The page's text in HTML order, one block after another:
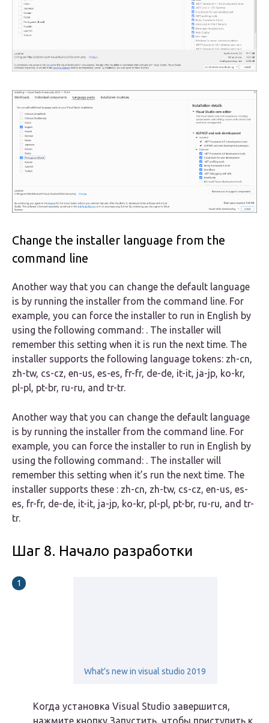
Change the installer language from the
command line
Another way that you can change the default language
is by running the installer from the command line. For
example, you can force the installer to run in English by
using the following command: . The installer will
remember this setting when it is run the next time. The
installer supports the following language tokens: zh-cn,
zh-tw, cs-cz, en-us, es-es, fr-fr, de-de, it-it, ja-jp, ko-kr,
pl-pl, pt-br, ru-ru, and tr-tr.
Another way that you can change the default language
is by running the installer from the command line. For
example, you can force the installer to run in English by
using the following command: . The installer will
remember this setting when it’s run the next time. The
installer supports these : zh-cn, zh-tw, cs-cz, en-us, es-
es, fr-fr, de-de, it-it, ja-jp, ko-kr, pl-pl, pt-br, ru-ru, and tr-
tr.
Шаг 8. Начало разработки
What’s new in visual studio 2019
Когда установка Visual Studio завершится,
нажмите кнопку Запустить, чтобы приступить к